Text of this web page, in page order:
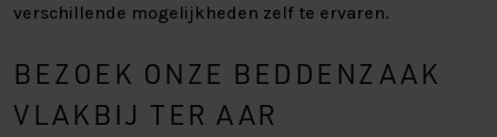
verschillende mogelijkheden zelf te ervaren.
BEZOEK ONZE BEDDENZAAK
VLAKBIJ TER AAR